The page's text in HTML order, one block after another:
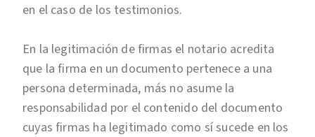
en el caso de los testimonios.
En la legitimación de firmas el notario acredita
que la firma en un documento pertenece a una
persona determinada, más no asume la
responsabilidad por el contenido del documento
cuyas firmas ha legitimado como sí sucede en los